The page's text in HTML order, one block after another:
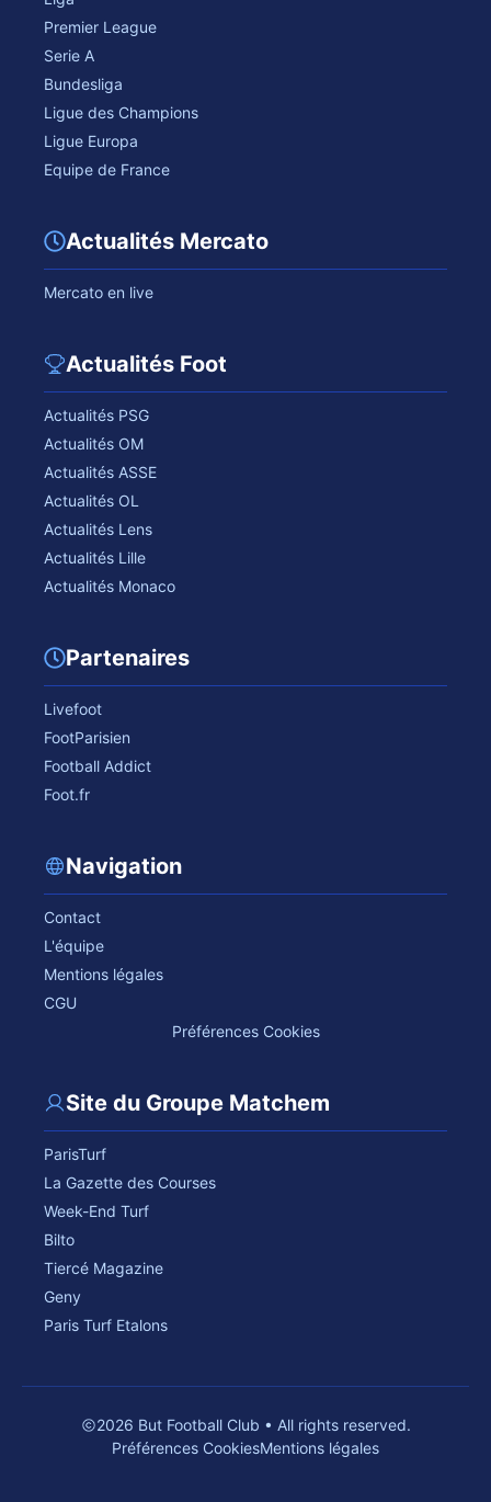
Premier League
Serie A
Bundesliga
Ligue des Champions
Ligue Europa
Equipe de France
Actualités Mercato
Mercato en live
Actualités Foot
Actualités PSG
Actualités OM
Actualités ASSE
Actualités OL
Actualités Lens
Actualités Lille
Actualités Monaco
Partenaires
Livefoot
FootParisien
Football Addict
Foot.fr
Navigation
Contact
L'équipe
Mentions légales
CGU
Préférences Cookies
Site du Groupe Matchem
ParisTurf
La Gazette des Courses
Week-End Turf
Bilto
Tiercé Magazine
Geny
Paris Turf Etalons
2026 But Football Club • All rights reserved.
Préférences CookiesMentions légales